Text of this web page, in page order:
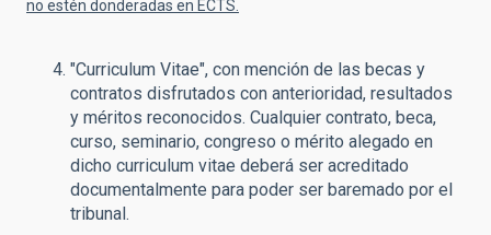
no estén donderadas en ECTS.
"Curriculum Vitae", con mención de las becas y
contratos disfrutados con anterioridad, resultados
y méritos reconocidos. Cualquier contrato, beca,
curso, seminario, congreso o mérito alegado en
dicho curriculum vitae deberá ser acreditado
documentalmente para poder ser baremado por el
tribunal.